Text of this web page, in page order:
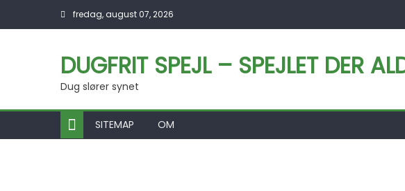
Skip to contentfredag, august 07, 2026
DUGFRIT SPEJL – SPEJLET DER
Dug slører synet
SITEMAP OM